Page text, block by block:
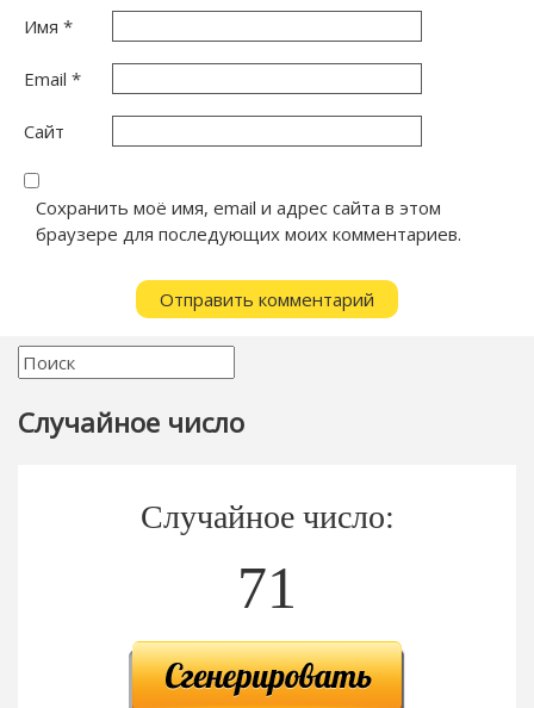
Имя *
Email *
Сайт
Сохранить моё имя, email и адрес сайта в этом
браузере для последующих моих комментариев.
Случайное число
Случайное число:
71